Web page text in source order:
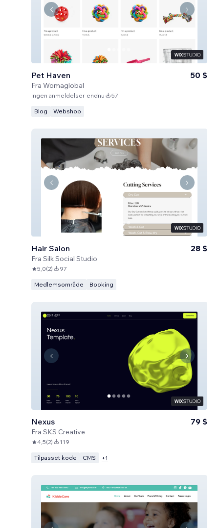
Pet Haven
Fra Womaglobal
50 $
Ingen anmeldelser endnu 57
Blog Webshop
Hair Salon
Fra Silk Social Studio
28 $
5,0(2) 97
Medlemsområde Booking
Nexus
Fra SKS Creative
79 $
4,5(2) 119
Tilpasset kode CMS +1